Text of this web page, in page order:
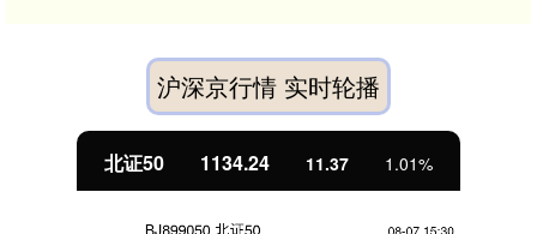
沪深京行情 实时轮播
北证50 1134.24 11.37 1.01%